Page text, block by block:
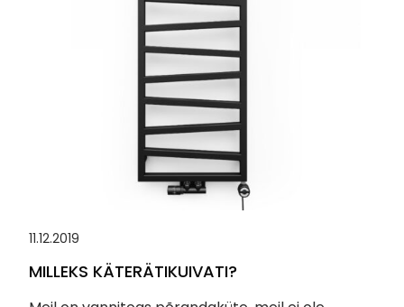
11.12.2019
MILLEKS KÄTERÄTIKUIVATI?